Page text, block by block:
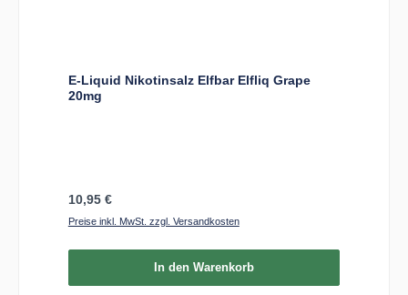
E-Liquid Nikotinsalz Elfbar Elfliq Grape
20mg
Regulärer Preis:
10,95 €
Preise inkl. MwSt. zzgl. Versandkosten
In den Warenkorb